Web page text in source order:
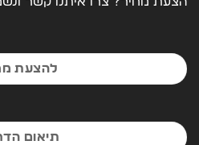
להצעת
תיאום